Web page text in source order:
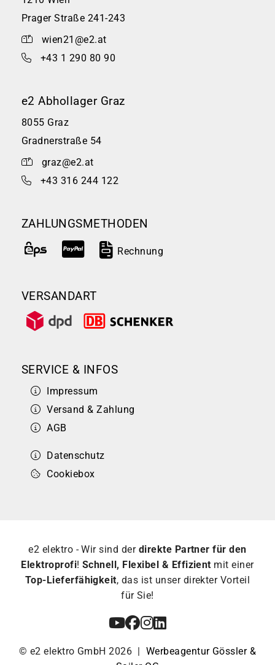
Prager Straße 241-243
wien21@e2.at
+43 1 290 80 90
e2 Abhollager Graz
8055 Graz
Gradnerstraße 54
graz@e2.at
+43 316 244 122
ZAHLUNGSMETHODEN
Rechnung
VERSANDART
SERVICE & INFOS
Impressum
Versand & Zahlung
AGB
Datenschutz
Cookiebox
e2 elektro - Wir sind der direkte Partner für den
Elektroprofi! Schnell, Flexibel & Effizient mit einer
Top-Lieferfähigkeit, das ist unser direkter Vorteil
für Sie!
© e2 elektro GmbH 2026 | Werbeagentur Gössler &